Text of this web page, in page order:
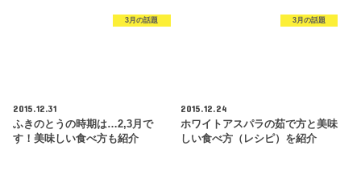
3月の話題
2015.12.31
ふきのとうの時期は…2,3月で
す！美味しい食べ方も紹介
3月の話題
2015.12.24
ホワイトアスパラの茹で方と美味
しい食べ方（レシピ）を紹介